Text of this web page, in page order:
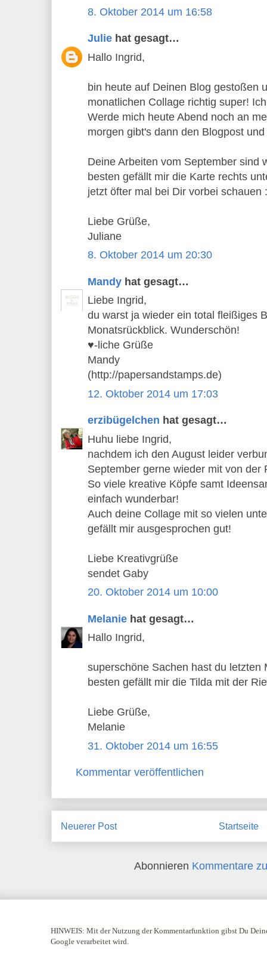
8. Oktober 2014 um 16:58
Julie hat gesagt…
Hallo Ingrid,
bin heute auf Deinen Blog gestoßen
monatlichen Collage richtig super!
Werde mich heute Abend noch an
morgen gibt's dann den Blogpost
Deine Arbeiten vom September sind
besten gefällt mir die Karte rechts
jetzt öfter mal bei Dir vorbei schauen
Liebe Grüße,
Juliane
8. Oktober 2014 um 20:30
Mandy hat gesagt…
Liebe Ingrid,
du warst ja wieder ein total fleißiges
Monatsrückblick. Wunderschön!
♥-liche Grüße
Mandy
(http://papersandstamps.de)
12. Oktober 2014 um 17:03
erzibügelchen hat gesagt…
Huhu liebe Ingrid,
nachdem ich den August leider
September gerne wieder mit von der
So viele kreative Köpfe samt
einfach wunderbar!
Auch deine Collage mit so vielen
gefällt mir ausgesprochen gut!
Liebe Kreativgrüße
sendet Gaby
20. Oktober 2014 um 10:00
Melanie hat gesagt…
Hallo Ingrid,
superschöne Sachen hast du letzten
besten gefällt mir die Tilda mit der
Liebe Grüße,
Melanie
31. Oktober 2014 um 16:55
Kommentar veröffentlichen
Neuerer Post Startseite
Abonnieren Kommentare
HINWEIS: Mit der Nutzung der Kommentarfunktion gibst Du
Google verarbeitet wird.